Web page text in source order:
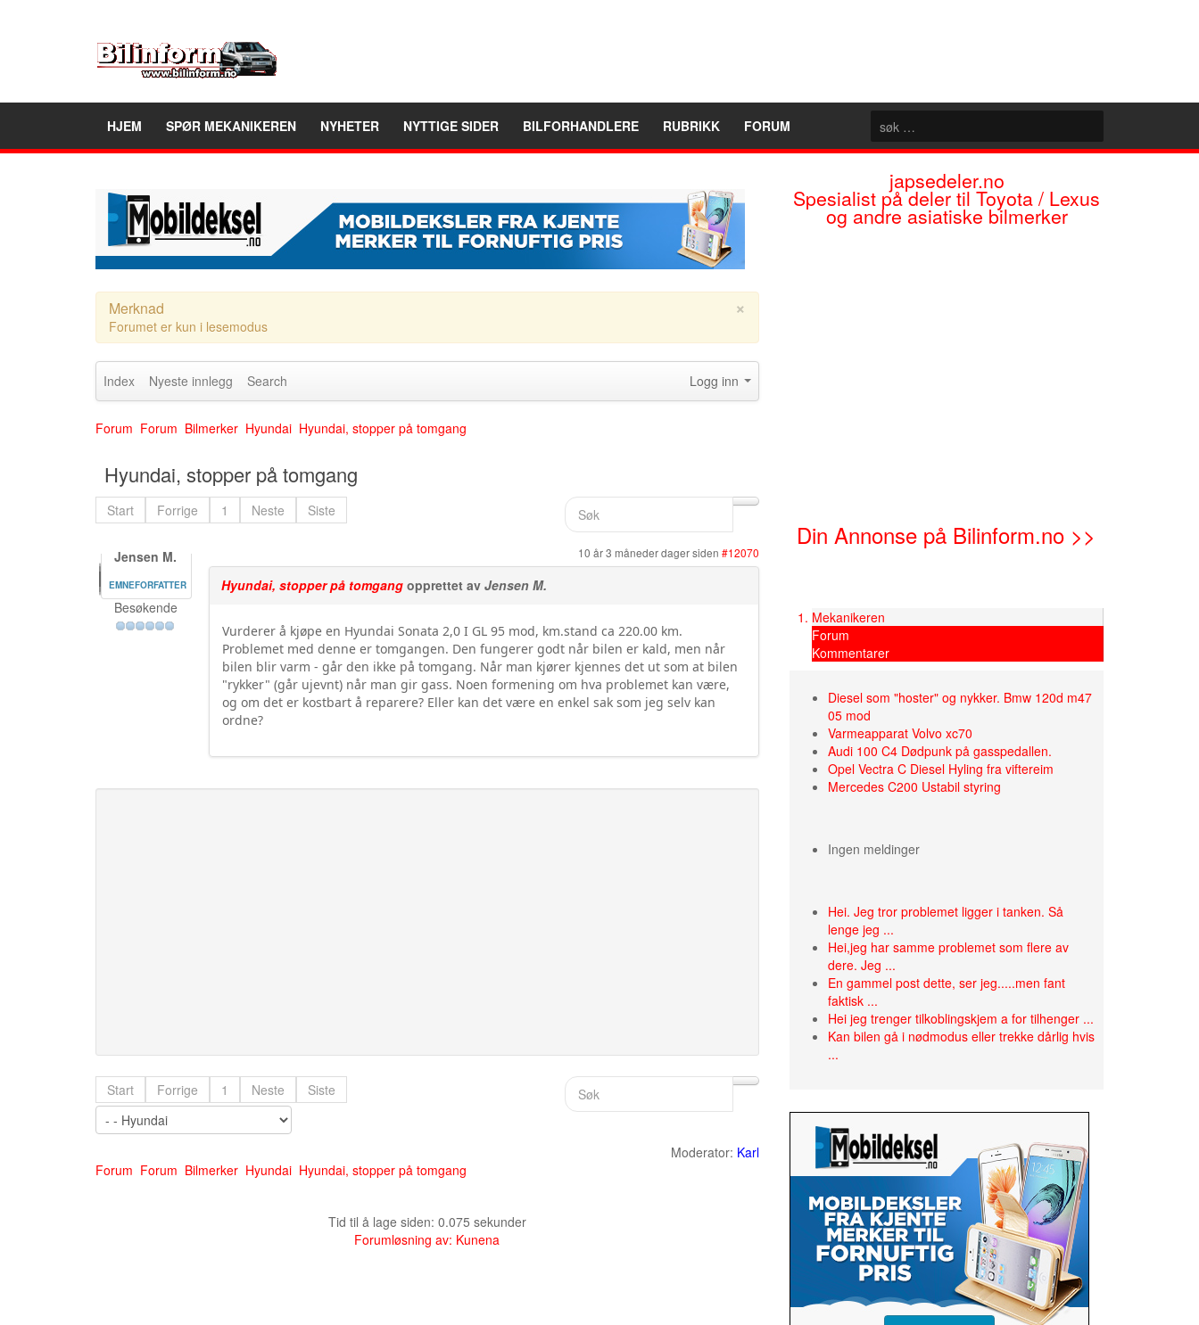
HJEM SPØR MEKANIKEREN NYHETER NYTTIGE SIDER BILFORHANDLERE RUBRIKK FORUM
×
Merknad
Forumet er kun i lesemodus
Index Nyeste innlegg Search Logg inn
Forum Forum Bilmerker Hyundai Hyundai, stopper på tomgang
Hyundai, stopper på tomgang
Start Forrige 1 Neste Siste
Jensen M.
EMNEFORFATTER
Besøkende
10 år 3 måneder dager siden #12070
Hyundai, stopper på tomgang opprettet avJensen M.
Vurderer å kjøpe en Hyundai Sonata 2,0 I GL 95 mod, km.stand ca 220.00 km.
Problemet med denne er tomgangen. Den fungerer godt når bilen er kald, men når
bilen blir varm - går den ikke på tomgang. Når man kjører kjennes det ut som at bilen
"rykker" (går ujevnt) når man gir gass. Noen formening om hva problemet kan være,
og om det er kostbart å reparere? Eller kan det være en enkel sak som jeg selv kan
ordne?
Start Forrige 1 Neste Siste
Moderator: Karl
Forum Forum Bilmerker Hyundai Hyundai, stopper på tomgang
Tid til å lage siden: 0.075 sekunder
Forumløsning av: Kunena
japsedeler.no
Spesialist på deler til Toyota / Lexus
og andre asiatiske bilmerker
Din Annonse på Bilinform.no >>
Mekanikeren
Forum
Kommentarer
Diesel som "hoster" og nykker. Bmw 120d m47
05 mod
Varmeapparat Volvo xc70
Audi 100 C4 Dødpunk på gasspedallen.
Opel Vectra C Diesel Hyling fra viftereim
Mercedes C200 Ustabil styring
Ingen meldinger
Hei. Jeg tror problemet ligger i tanken. Så
lenge jeg ...
Hei,jeg har samme problemet som flere av
dere. Jeg ...
En gammel post dette, ser jeg.....men fant
faktisk ...
Hei jeg trenger tilkoblingskjem a for tilhenger ...
Kan bilen gå i nødmodus eller trekke dårlig hvis
...